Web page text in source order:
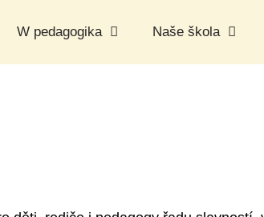
W pedagogika Naše škola